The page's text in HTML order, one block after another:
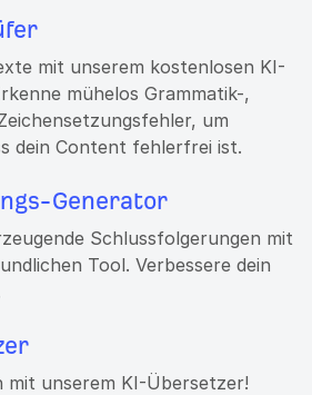
mit unserem kostenlosen KI-
mühelos Grammatik-,
um
dein Content fehlerfrei ist.
Generator
Schlussfolgerungen mit
Tool. Verbessere dein
mit unserem KI-Übersetzer!